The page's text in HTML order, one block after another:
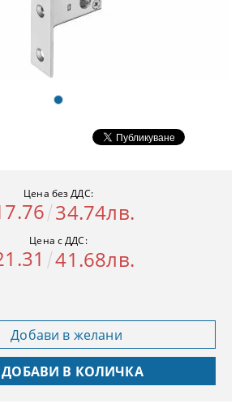
Цена без ДДС:
34.74лв.
Цена с ДДС:
41.68лв.
Добави в желани